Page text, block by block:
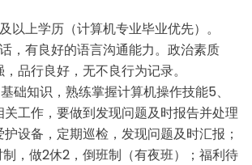
上学历（计算机专业毕业优先）。
有良好的语言沟通能力。政治素质
品行良好，无不良行为记录。
知识，熟练掌握计算机操作技能5、
工作，要做到发现问题及时报告并处理
设备，定期巡检，发现问题及时汇报；
，做2休2，倒班制（有夜班）；福利待